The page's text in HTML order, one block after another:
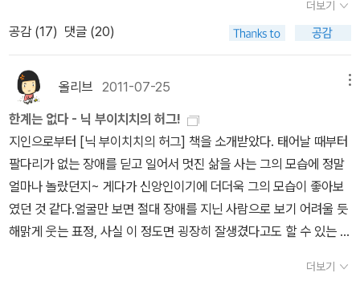
학의 역사에서 결코 빼놓을 수 없는 작가다.'라는 설명만으로도 접근
를 듣고 감히 범접하기 어려운 영역이라 생각했었다. 그래도 이 책은
접근할 수 있을 거 같아 장바구니에 담는다. <우체국 도둑 놈!
놈! 놈!> 크리스티네 뇌스틀링거 / 개임나무영화 놈놈놈이 생각나는
제목이지만, 크리스티네 뇌스틀링거는 정말 대단한 작가다.내가 읽은
건 '여름방학 불청객'과 '오이대왕' 뿐이지만 결코 실망시키지 않았다.
<나랑 친구 알래?> 수지 모건스턴 / 크래용하우스알라딘에도
수지 모건스턴 매니아가 꽤 있는 거 같다. 물론 어른들이다.^^나도 몇
시리즈를 통해 오디오북에 점점 자신감을 갖게 된것 같아요. 원래 5
권까지 시리즈인데, 올해 나머지 2권을 더 읽을 예정이랍니다. 특히
이 책은 작가가 책을 읽어줘서 더 재미있었어요. 자신의 창작물인만
큼 어디서 감정을 넣어야하는지 알고 있는것 같았거든요. *추가 결
국 ｀The Indian in the cupboard｀시리즈 다 읽었네요.^
^ 거이 6년만에 나니아 시리즈를 다시 읽게 된것 같네요. 네버
랜드 클래식 시리즈가 너무 이뻤던것이 기억났는데, 언젠가 영어로
읽어야지...했는데, 지금에야 오디오북과 함께 읽게 되었습니다. 오디
오북 자체에 이쁜 삽화가 있어서 더 마음에 들었는데, 각 권마다 리더
가 달라요. 게다가 배우들이 읽어줘서인지 감정처리도 더 좋았던것
같습니다. 아직 시리즈 3권이 남았는데, 올해 읽을수 있을지 모르겠
네요. ｀퍼시 잭슨｀의 작가 릭 리오던이 이번에는 이집트 신화를
선거참모로, 청와대 민정수석에서 비서실장으로, 이제는 노무현재단
신-사람 사는 세상을 계승하는 것 또한 운명이리라!! 대한민국 대표
적 지식인 15인은 어떤 책을 읽으며 그들의 서재에는 어떤 책이 꽂혀
있는지 독자의 궁금증을 풀어준 책이다. 서재 사진이 들어 있어 그들
의 서재를 구경하는 것도 황홀했고, 지식인들이 추천하는 책 중에 내
가 읽은 책이 있으며 공연히 어깨가 으쓱해졌다. 또한 이분들도 구입
한 책이나 선물받은 책을 다 읽지는 못한다는 고백에 위로를 받기도
했다. 1만 2천권을 소장한 이안수씨는 분류하지 않고 자유롭게 보고
아무 자리나 꽂을 수 있게 한다기에, 나도 늘푸른 작은도서관 책을 고
니는 저자가 홍익대 청소노동자들이 대량 해고에 맞서 49일간 벌였
었다. 텔레비전 앞에 모여 '나가수'를 보느라 쟁반에 차린 밥상을 무릎
에 얹어 놓고 저녁밥을 먹었다.언니 오빠는 집에 있는데, 혼자만 기숙
사로 들어가야 하는 막내는 정말 가기 싫어서 발길을 떼기가 힘들었
다. 그래도 시간 늦지 않게 데려다 주고 오는데 '그놈의 공부가뭐라고,
이게 뭐하는 짓인가!' 싶었다.2. <늘푸른 작은도서관> 개봉 박두! 8월
초부터 아들 방에 서재를 꾸미고 책을 정리하는데 벌써 20일이 훌쩍
지났다.삼남매가 뭉치기 전에 끝내려 했는데, 거실 아랫목을 비우려
니 더 이상 책을 꽂을데가 없다. 할 수 없이 오늘 거실 아랫목에 둘 책
장을 장만했다. 밝은 나무색이 아닌 중후한 색감이라 더 폼이 난다. 아
들 방에 꽂았던 책을 일부 다시 옮겨와 빨리 정리하고 <늘푸른 작은
도서관> 신청서 접수해야 하는데... 마음은 슬라이딩 이중 책장으로
더보기
공감 (17) 댓글 (20)
올리브 2011-07-25
한계는 없다 - 닉 부이치치의 허그!
지인으로부터 [닉 부이치치의 허그] 책을 소개받았다. 태어날 때부터
팔다리가 없는 장애를 딛고 일어서 멋진 삶을 사는 그의 모습에 정말
얼마나 놀랐던지~ 게다가 신앙인이기에 더더욱 그의 모습이 좋아보
였던 것 같다.얼굴만 보면 절대 장애를 지닌 사람으로 보기 어려울 듯
해맑게 웃는 표정, 사실 이 정도면 굉장히 잘생겼다고도 할 수 있는 외
리란 결심을 했다.사실 제목은 익히 들어 알고 있었지만, 그동안은 이
더보기